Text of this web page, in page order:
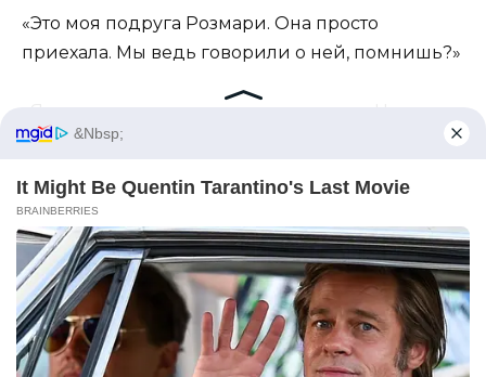
«Это моя подруга Розмари. Она просто
приехала. Мы ведь говорили о ней, помнишь?»
тёмными, как морские волны.
«Ну… это странно. Марта приехала раньше, но…»
«Я Марта!» — выпалила я.